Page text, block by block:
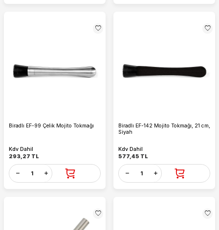
Biradlı EF-99 Çelik Mojito Tokmağı
Kdv Dahil
293,27 TL
Biradlı EF-142 Mojito Tokmağı, 21 cm,
Siyah
Kdv Dahil
577,45 TL